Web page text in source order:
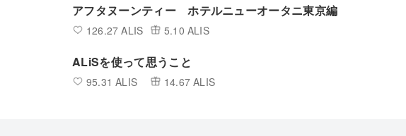
アフタヌーンティー ホテルニューオータニ東京編
126.27 ALIS 5.10 ALIS
ALiSを使って思うこと
95.31 ALIS 14.67 ALIS